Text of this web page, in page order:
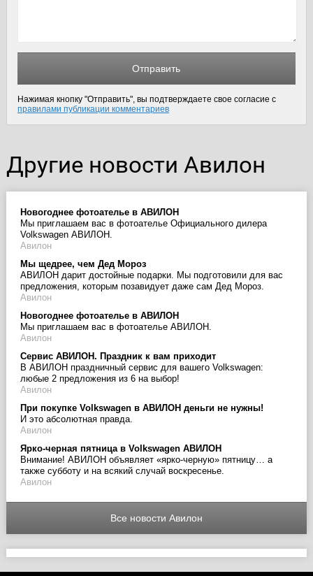
Отправить
Нажимая кнопку "Отправить", вы подтверждаете свое согласие с
правилами публикации комментариев
Другие новости Авилон
Новогоднее фотоателье в АВИЛОН
Мы приглашаем вас в фотоателье Официального дилера
Volkswagen АВИЛОН.
Авилон
Мы щедрее, чем Дед Мороз
АВИЛОН дарит достойные подарки. Мы подготовили для вас
предложения, которым позавидует даже сам Дед Мороз.
Авилон
Новогоднее фотоателье в АВИЛОН
Мы приглашаем вас в фотоателье АВИЛОН.
Авилон
Сервис АВИЛОН. Праздник к вам приходит
В АВИЛОН праздничный сервис для вашего Volkswagen:
любые 2 предложения из 6 на выбор!
Авилон
При покупке Volkswagen в АВИЛОН деньги не нужны!
И это абсолютная правда.
Авилон
Ярко-черная пятница в Volkswagen АВИЛОН
Внимание! АВИЛОН объявляет «ярко-черную» пятницу… а
также субботу и на всякий случай воскресенье.
Авилон
Все новости Авилон